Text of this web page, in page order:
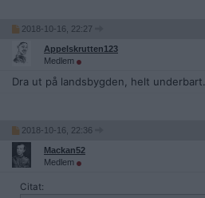
2018-10-16, 22:27
Appelskrutten123
Medlem
Dra ut på landsbygden, helt underbart.
2018-10-16, 22:36
Mackan52
Medlem
Citat: